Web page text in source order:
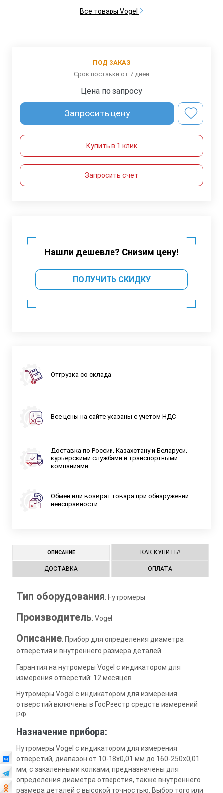
Все товары Vogel
ПОД ЗАКАЗ
Срок поставки от 7 дней
Цена по запросу
Запросить цену
Купить в 1 клик
Запросить счет
Нашли дешевле? Снизим цену!
ПОЛУЧИТЬ СКИДКУ
Отгрузка со склада
Все цены на сайте указаны с учетом НДС
Доставка по России, Казахстану и Беларуси,
курьерскими службами и транспортными
компаниями
Обмен или возврат товара при обнаружении
неисправности
ОПИСАНИЕ КАК КУПИТЬ?
ДОСТАВКА ОПЛАТА
Тип оборудования: Нутромеры
Производитель: Vogel
Описание: Прибор для определения диаметра
отверстия и внутреннего размера деталей
Гарантия на нутромеры Vogel с индикатором для
измерения отверстий: 12 месяцев
Нутромеры Vogel с индикатором для измерения
отверстий включены в ГосРеестр средств измерений
РФ
Назначение прибора:
Нутромеры Vogel с индикатором для измерения
отверстий, диапазон от 10-18х0,01 мм до 160-250х0,01
мм, с закаленными колками, предназначены для
определения диаметра отверстия, также внутреннего
размера деталей с высокой точностью. Выбор того или